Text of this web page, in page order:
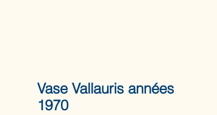
Vase Vallauris années
1970